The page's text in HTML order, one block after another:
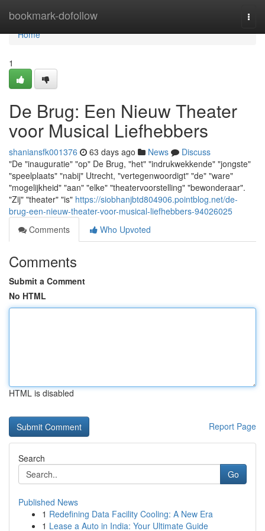
bookmark-dofollow
Home
Home
1
De Brug: Een Nieuw Theater
voor Musical Liefhebbers
shaniansfk001376 63 days ago News
Discuss
"De "inauguratie" "op" De Brug, "het" "indrukwekkende" "jongste"
"speelplaats" "nabij" Utrecht, "vertegenwoordigt" "de" "ware"
"mogelijkheid" "aan" "elke" "theatervoorstelling" "bewonderaar".
"Zij" "theater" "is" https://siobhanjbtd804906.pointblog.net/de-
brug-een-nieuw-theater-voor-musical-liefhebbers-94026025
Comments
Who Upvoted
Comments
Submit a Comment
No HTML
HTML is disabled
Report Page
Search
Go
Published News
1 Redefining Data Facility Cooling: A New Era
1 Lease a Auto in India: Your Ultimate Guide